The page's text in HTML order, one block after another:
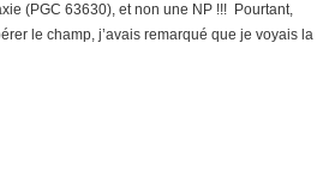
(PGC 63630), et non une NP !!! Pourtant,
le champ, j’avais remarqué que je voyais la